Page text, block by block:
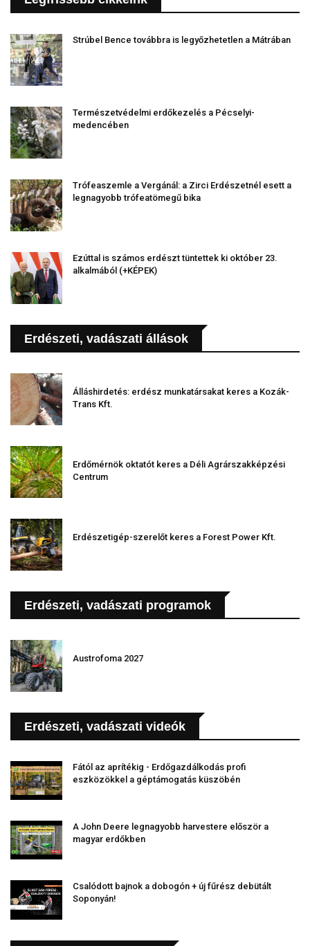
Strúbel Bence továbbra is legyőzhetetlen a Mátrában
Természetvédelmi erdőkezelés a Pécselyi-
medencében
Trófeaszemle a Vergánál: a Zirci Erdészetnél esett a
legnagyobb trófeatömegű bika
Ezúttal is számos erdészt tüntettek ki október 23.
alkalmából (+KÉPEK)
Erdészeti, vadászati állások
Álláshirdetés: erdész munkatársakat keres a Kozák-
Trans Kft.
Erdőmérnök oktatót keres a Déli Agrárszakképzési
Centrum
Erdészetigép-szerelőt keres a Forest Power Kft.
Erdészeti, vadászati programok
Austrofoma 2027
Erdészeti, vadászati videók
Fától az aprítékig - Erdőgazdálkodás profi
eszközökkel a géptámogatás küszöbén
A John Deere legnagyobb harvestere először a
magyar erdőkben
Csalódott bajnok a dobogón + új fűrész debütált
Soponyán!